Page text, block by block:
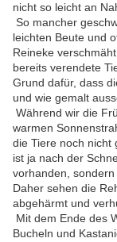
nicht so leicht an
So mancher
leichten Beute und
Reineke
bereits verendete
Grund dafür, dass
und wie gemalt
Während wir die
warmen
die Tiere noch nicht
ist ja nach der
vorhanden, sondern
Daher sehen die
abgehärmt und
Mit dem Ende des
Bucheln und